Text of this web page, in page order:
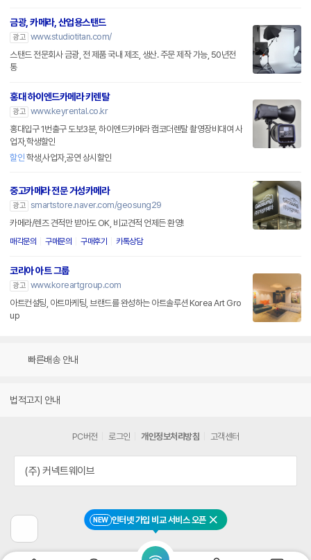
NEW 인터넷 가입 비교 서비스 오픈 닫기
금광, 카메라, 산업용스탠드
광고 www.studiotitan.com/
스탠드 전문회사 금광, 전 제품 국내 제조, 생산. 주문 제작 가능, 50년전
통
홍대 하이엔드카메라 키렌탈
광고 www.keyrental.co.kr
홍대입구 1번출구 도보3분, 하이엔드카메라 캠코더렌탈 촬영장비대여 사
업자,학생할인
할인 학생,사업자,공연 상시할인
중고카메라 전문 거성카메라
광고 smartstore.naver.com/geosung29
카메라/렌즈 견적만 받아도 OK, 비교견적 언제든 환영!
매각문의 구매문의 구매후기 카톡상담
코리아 아트 그룹
광고 www.koreartgroup.com
아트컨설팅, 아트마케팅, 브랜드를 완성하는 아트솔루션 Korea Art Gro
up
빠른배송 안내
법적고지 안내
전
페
PC버전 로그인 개인정보처리방침 고객센터
(주) 커넥트웨이브